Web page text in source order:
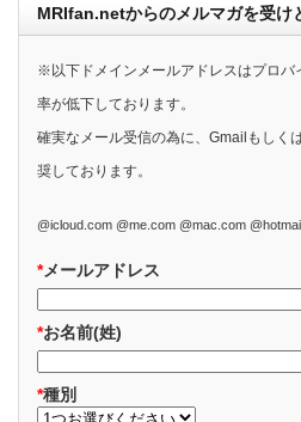
MRIfan.netからのメルマガを受け
※以下ドメインメールアドレスはプロバ
率が低下しております。
確実なメール受信の為に、Gmailもしく
奨しております。
@icloud.com @me.com @mac.com
*メールアドレス
*お名前(姓)
*種別